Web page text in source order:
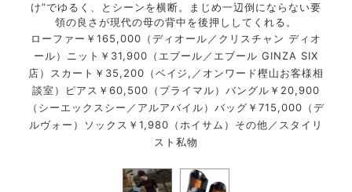
け”でゆるく、とシーンを横断。まじめ一辺倒にならない要
領の良さが現代の母の背中を後押ししてくれる。
ローファー￥165,000（ディオール／クリスチャン ディオ
ール）ニット￥31,900（エブール／エブール GINZA SIX
店）スカート￥35,200（ベイジ,／オンワード樫山お客様相
談室）ピアス￥60,500（プライマル）バングル￥20,900
（シーエックスシー／アルアバイル）バッグ￥715,000（デ
ルヴォー）ソックス￥1,980（ホイサム）その他／スタイリ
スト私物